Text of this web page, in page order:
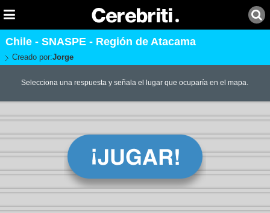
Chile - SNASPE - Región de Atacama
Creado por:Jorge
Selecciona una respuesta y señala el lugar que ocuparía en el mapa.